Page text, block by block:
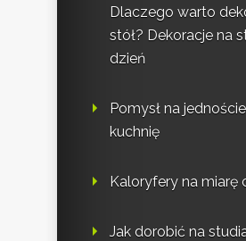
Dlaczego warto
stół? Dekoracje na
dzień
Pomysł na
kuchnię
Kaloryfery na miarę
Jak dorobić na